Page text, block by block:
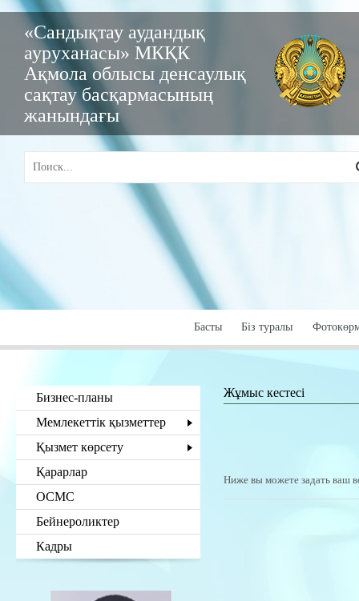
«Сандықтау аудандық
ауруханасы» МКҚК
Ақмола облысы денсаулық
сақтау басқармасының
жанындағы
Басты Бiз туралы
Бизнес-планы
Мемлекеттік қызметтер
Қызмет көрсету
Қарарлар
ОСМС
Бейнероликтер
Кадры
Жұмыс кестесі
Ниже вы можете задать ваш